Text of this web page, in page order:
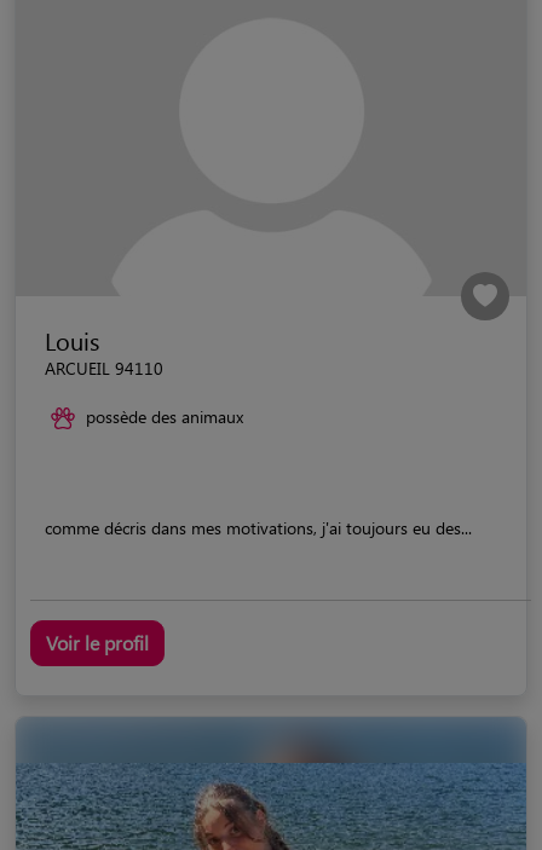
Louis
ARCUEIL 94110
possède des animaux
comme décris dans mes motivations, j'ai toujours eu des...
Voir le profil